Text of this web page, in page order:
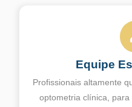
Equipe
Profissionais altamente
optometria clínica,